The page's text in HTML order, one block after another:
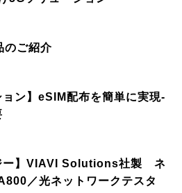
のご紹介
ョン】eSIM配布を簡単に実現-
ー】VIAVI Solutions社製 ネ
／光ネットワークテスタ